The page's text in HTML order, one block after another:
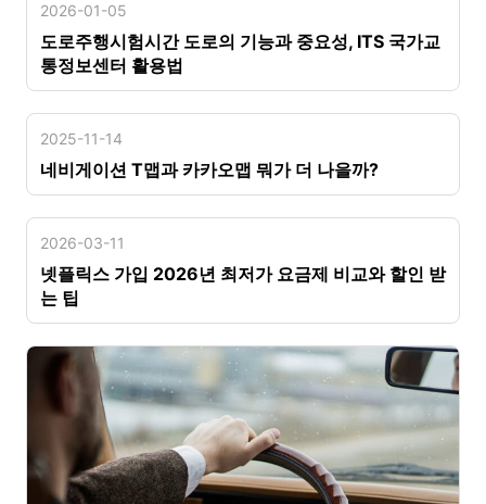
2026-01-05
도로주행시험시간 도로의 기능과 중요성, ITS 국가교
통정보센터 활용법
2025-11-14
네비게이션 T맵과 카카오맵 뭐가 더 나을까?
2026-03-11
넷플릭스 가입 2026년 최저가 요금제 비교와 할인 받
는 팁